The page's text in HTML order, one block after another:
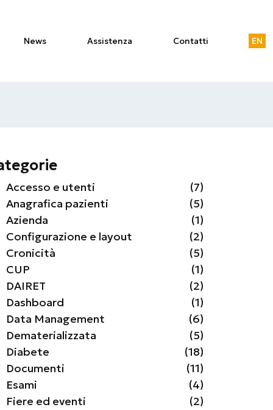
News Assistenza Contatti EN
Accesso e utenti
(7)
Anagrafica pazienti
(5)
Azienda
(1)
Configurazione e layout
(2)
Cronicità
(5)
CUP
(1)
DAIRET
(2)
Dashboard
(1)
Data Management
(6)
Dematerializzata
(5)
Diabete
(18)
Documenti
(11)
Esami
(4)
Fiere ed eventi
(2)